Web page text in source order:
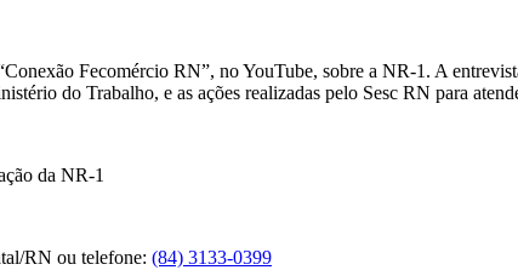
Fecomércio RN”, no YouTube, sobre a NR-1. A
do Trabalho, e as ações realizadas pelo Sesc RN para
da NR-1
RN ou telefone: (84) 3133-0399